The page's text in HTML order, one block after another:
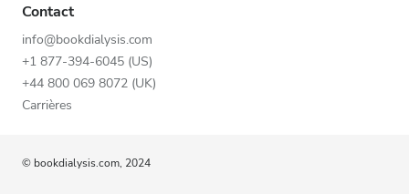
Contact
info@bookdialysis.com
+1 877-394-6045 (US)
+44 800 069 8072 (UK)
Carrières
© bookdialysis.com, 2024